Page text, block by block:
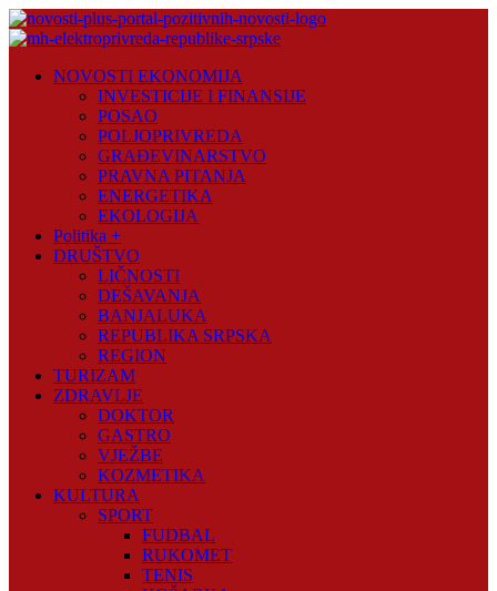
Skip
to
Plus
NOVOSTI EKONOMIJA
INVESTICIJE I FINANSIJE
POSAO
POLJOPRIVREDA
GRAĐEVINARSTVO
PRAVNA PITANJA
ENERGETIKA
EKOLOGIJA
Politika +
DRUŠTVO
LIČNOSTI
DEŠAVANJA
BANJALUKA
REPUBLIKA SRPSKA
REGION
TURIZAM
ZDRAVLJE
DOKTOR
GASTRO
VJEŽBE
KOZMETIKA
KULTURA
SPORT
FUDBAL
RUKOMET
TENIS